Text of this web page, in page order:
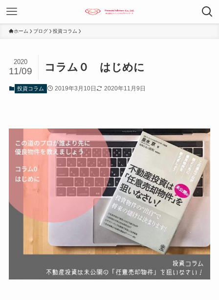
ホーム ブログ 投資コラム
コラム０ はじめに
2020
11/09
投資コラム 2019年3月10日 2020年11月9日